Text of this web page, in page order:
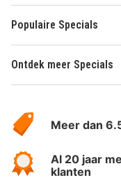
Populaire Specials
Ontdek meer Specials
HotelSpecials
Meer dan
Al 20 jaar
klanten